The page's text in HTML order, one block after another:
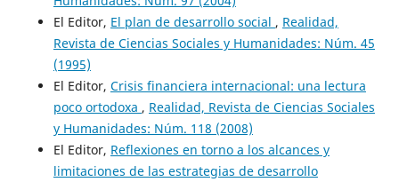
El Editor, El plan de desarrollo social , Realidad,
Revista de Ciencias Sociales y Humanidades: Núm. 45
(1995)
El Editor, Crisis financiera internacional: una lectura
poco ortodoxa , Realidad, Revista de Ciencias Sociales
y Humanidades: Núm. 118 (2008)
El Editor, Reflexiones en torno a los alcances y
limitaciones de las estrategias de desarrollo